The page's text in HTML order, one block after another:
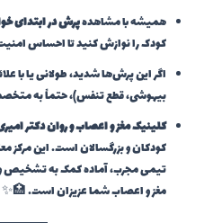
همیشه با مشاهدهپرش در ابتدای
کودک را نوازش کنید تا احساس
اگر این پرش‌ها شدید، طولانی یا با
بیهوشی، قطع تنفس)، حتماً به
کلینیک مغز و اعصاب و روان دکتر
کودکان و بزرگسالان است. این مرکز
تیمی مجرب، آماده کمک به تشخیص و
مغز و اعصاب شما عزیزان است. 🏥✨